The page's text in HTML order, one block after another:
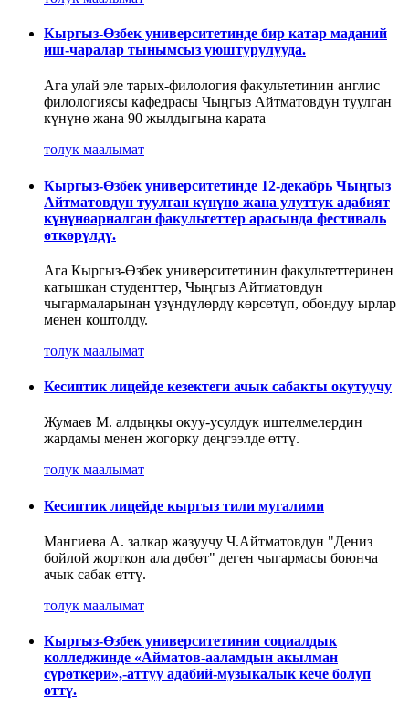
Кыргыз-Өзбек университетинде бир катар маданий
иш-чаралар тынымсыз уюштурулууда.
Ага улай эле тарых-филология факультетинин англис
филологиясы кафедрасы Чыңгыз Айтматовдун туулган
күнүнө жана 90 жылдыгына карата
толук маалымат
Кыргыз-Өзбек университетинде 12-декабрь Чыңгыз
Айтматовдун туулган күнүнө жана улуттук адабият
күнүнөарналган факультеттер арасында фестиваль
өткөрүлдү.
Ага Кыргыз-Өзбек университетинин факультеттеринен
катышкан студенттер, Чыңгыз Айтматовдун
чыгармаларынан үзүндүлөрдү көрсөтүп, обондуу ырлар
менен коштолду.
толук маалымат
Кесиптик лицейде кезектеги ачык сабакты окутуучу
Жумаев М. алдыңкы окуу-усулдук иштелмелердин
жардамы менен жогорку деңгээлде өттү.
толук маалымат
Кесиптик лицейде кыргыз тили мугалими
Мангиева А. залкар жазуучу Ч.Айтматовдун "Дениз
бойлой жорткон ала дөбөт" деген чыгармасы боюнча
ачык сабак өттү.
толук маалымат
Кыргыз-Өзбек университетинин социалдык
колледжинде «Айматов-ааламдын акылман
сүрөткери»,-аттуу адабий-музыкалык кече болуп
өттү.